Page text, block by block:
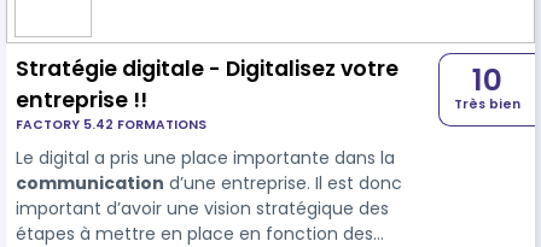
Stratégie digitale - Digitalisez votre
entreprise !!
FACTORY 5.42 FORMATIONS
Le digital a pris une place importante dans la
communication d’une entreprise. Il est donc
important d’avoir une vision stratégique des
étapes à mettre en place en fonction des
10
Très bien